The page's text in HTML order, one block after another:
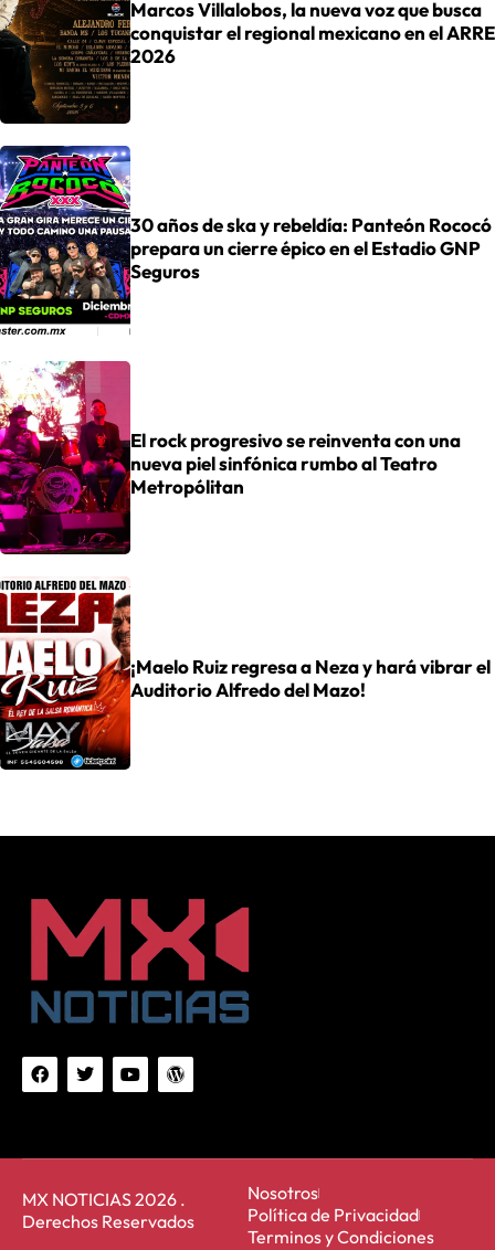
Marcos Villalobos, la nueva voz que busca
conquistar el regional mexicano en el ARRE
2026
30 años de ska y rebeldía: Panteón Rococó
prepara un cierre épico en el Estadio GNP
Seguros
El rock progresivo se reinventa con una
nueva piel sinfónica rumbo al Teatro
Metropólitan
¡Maelo Ruiz regresa a Neza y hará vibrar el
Auditorio Alfredo del Mazo!
MX NOTICIAS 2026 .
Derechos Reservados
Nosotros
Política de Privacidad
Terminos y Condiciones